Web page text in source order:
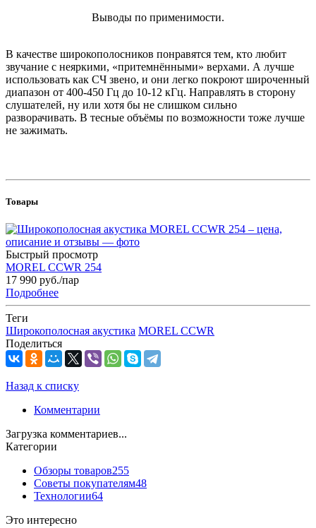
Выводы по применимости.
В качестве широкополосников понравятся тем, кто любит
звучание с неяркими, «притемнёнными» верхами. А лучше
использовать как СЧ звено, и они легко покроют широченный
диапазон от 400-450 Гц до 10-12 кГц. Направлять в сторону
слушателей, ну или хотя бы не слишком сильно
разворачивать. В тесные объёмы по возможности тоже лучше
не зажимать.
Товары
Быстрый просмотр
MOREL CCWR 254
17 990 руб./пар
Подробнее
Теги
Широкополосная акустика MOREL CCWR
Поделиться
Назад к списку
Комментарии
Загрузка комментариев...
Категории
Обзоры товаров255
Советы покупателям48
Технологии64
Это интересно